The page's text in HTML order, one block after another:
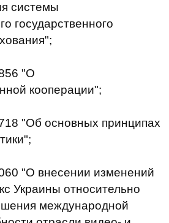
системы
государственного
"О
кооперации";
"Об основных принципах
"О внесении изменений
Украины относительно
международной